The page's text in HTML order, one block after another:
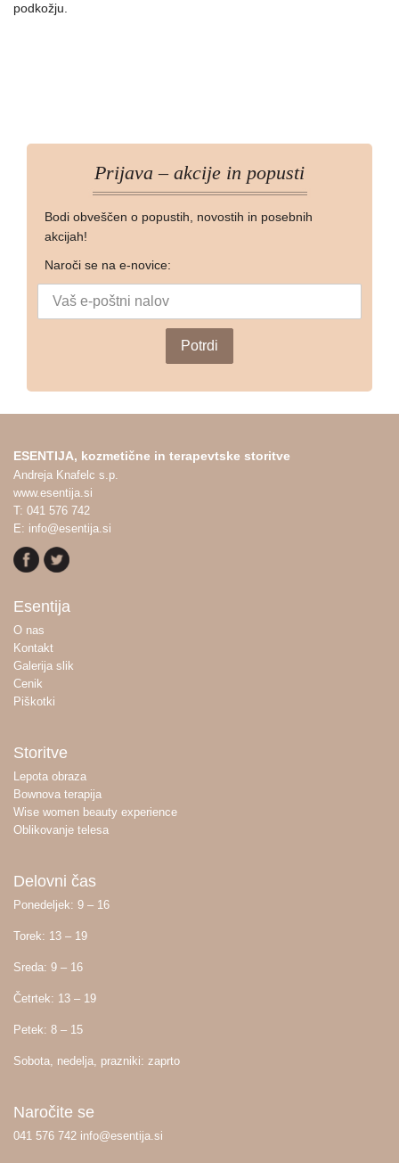
podkožju.
Prijava – akcije in popusti
Bodi obveščen o popustih, novostih in posebnih
akcijah!
Naroči se na e-novice:
ESENTIJA, kozmetične in terapevtske storitve
Andreja Knafelc s.p.
www.esentija.si
T: 041 576 742
E: info@esentija.si
Esentija
O nas
Kontakt
Galerija slik
Cenik
Piškotki
Storitve
Lepota obraza
Bownova terapija
Wise women beauty experience
Oblikovanje telesa
Delovni čas
Ponedeljek: 9 – 16
Torek: 13 – 19
Sreda: 9 – 16
Četrtek: 13 – 19
Petek: 8 – 15
Sobota, nedelja, prazniki: zaprto
Naročite se
041 576 742 info@esentija.si